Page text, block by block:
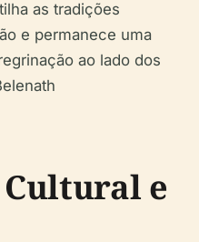
as tradições
e permanece uma
ao lado dos
e